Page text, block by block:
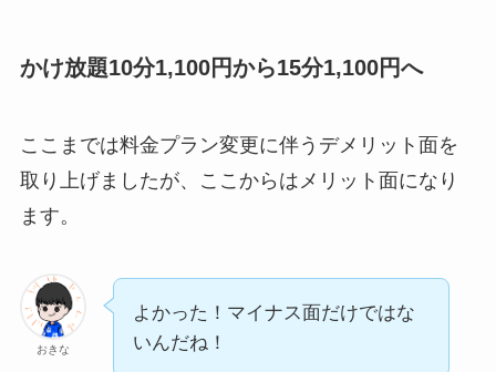
かけ放題10分1,100円から15分1,100円へ
ここまでは料金プラン変更に伴うデメリット面を
取り上げましたが、ここからはメリット面になり
ます。
おきな
よかった！マイナス面だけではな
いんだね！